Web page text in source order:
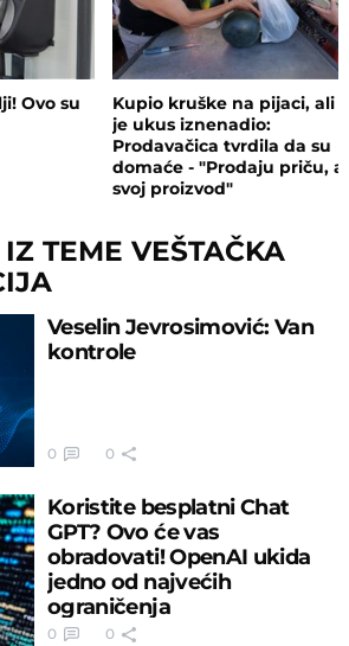
Ovo su
Kupio kruške na pijaci, ali
je ukus iznenadio:
Prodavačica tvrdila da su
domaće - "Prodaju priču, a
svoj proizvod"
TEME VEŠTAČKA
Veselin Jevrosimović: Van
kontrole
0 0
Koristite besplatni Chat
GPT? Ovo će vas
obradovati! OpenAI ukida
jedno od najvećih
ograničenja
0 0